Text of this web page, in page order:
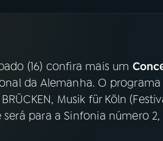
Facebook
X
(16) confira mais um
da Alemanha. O
Musik für Köln
será para a Sinfonia número